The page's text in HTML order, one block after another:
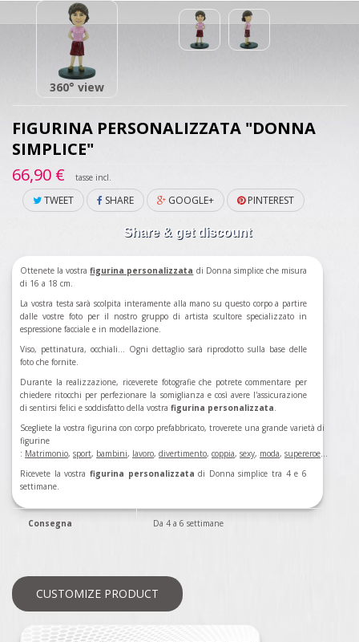
360° view
FIGURINA PERSONALIZZATA "DONNA
SIMPLICE"
66,90 €
tasse incl.
TWEET SHARE GOOGLE+ PINTEREST
Share & get discount
Ottenete la vostrafigurina personalizzata di Donna simplice che misura
di 16 a 18 cm.
La vostra testa sarà scolpita interamente alla mano su questo corpo a partire
dalle vostre foto per il nostro gruppo di artista scultore specializzato in
espressione facciale e in modellazione.
Viso, pettinatura, occhiali... Ogni dettaglio sarà riprodotto sulla base delle
foto che fornite.
Durante la realizzazione, riceverete fotografie che potrete commentare per
chiedere ritocchi per perfezionare la somiglianza e così avere l'assicurazione
di sentirsi felici e soddisfatto della vostra figurina personalizzata.
Scegliete la vostra figurina con corpo prefabbricato, troverete una grande varietà di
figurine
: Matrimonio, sport, bambini, lavoro, divertimento, coppia, sexy, moda, supereroe...
Ricevete la vostra figurina personalizzata di Donna simplice tra 4 e 6
settimane.
Consegna Da 4 a 6 settimane
CUSTOMIZE PRODUCT